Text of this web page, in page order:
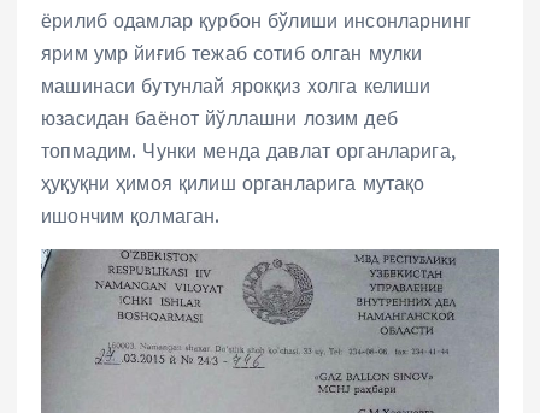
ёрилиб одамлар қурбон бўлиши инсонларнинг
ярим умр йиғиб тежаб сотиб олган мулки
машинаси бутунлай ярокқиз холга келиши
юзасидан баёнот йўллашни лозим деб
топмадим. Чунки менда давлат органларига,
ҳуқуқни ҳимоя қилиш органларига мутақо
ишончим қолмаган.